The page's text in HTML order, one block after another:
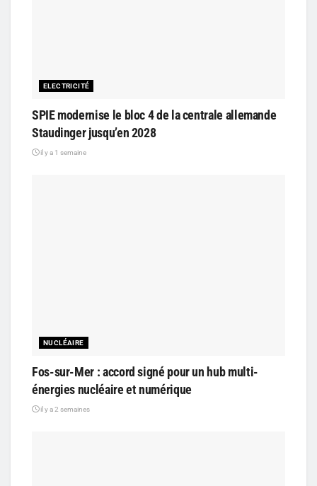
ELECTRICITÉ
SPIE modernise le bloc 4 de la centrale allemande
Staudinger jusqu’en 2028
il y a 1 semaine
NUCLÉAIRE
Fos-sur-Mer : accord signé pour un hub multi-
énergies nucléaire et numérique
il y a 2 semaines